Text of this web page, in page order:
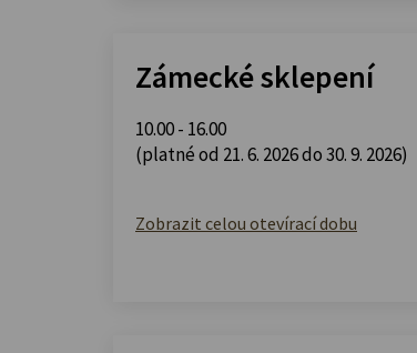
Zámecké sklepení
10.00 - 16.00
(platné od 21. 6. 2026 do 30. 9. 2026)
Zobrazit celou otevírací dobu